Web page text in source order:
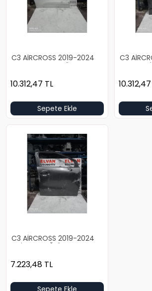
C3 AİRCROSS 2019-2024
BEYAZ BOŞ SOL ÖN KAPI
10.312,47 TL
Sepete Ekle
C3
KOYU
10.312,47
C3 AİRCROSS 2019-2024
GRİ BOŞ SAĞ ÖN KAPI
7.223,48 TL
Sepete Ekle